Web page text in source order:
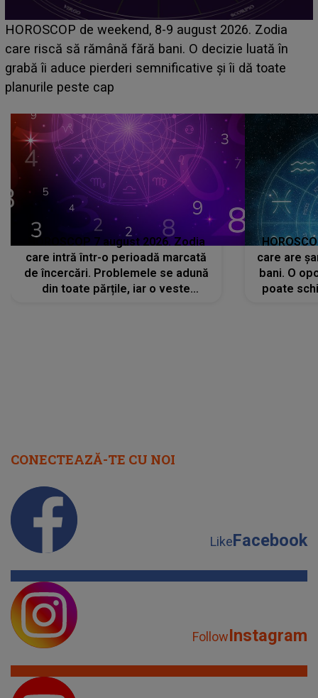
Emanuel a ținut ACEST DETALIU ASCUNS până
acum! În fața Alexandrei, concurentul din Casa Iubirii
face o MĂRTURISIRE NEAȘTEPTATĂ despre mama
sa: "I-am spus și ei în față, eu nu te iubesc pentru
HOROSCOP 7 august 2026. Zodia
care intră într-o perioadă marcată
de încercări. Problemele se adună
din toate părțile, iar o veste
care are
bani. O
poate
CONECTEAZĂ-TE CU NOI
LikeFacebook
FollowInstagram